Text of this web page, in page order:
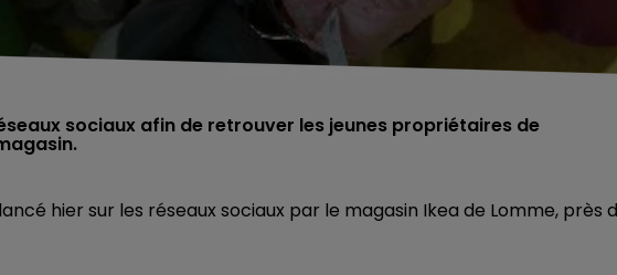
sociaux afin de retrouver les jeunes propriétaires de
hier sur les réseaux sociaux par le magasin Ikea de Lomme, près